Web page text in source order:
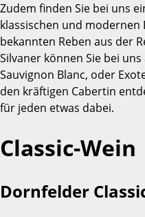
Zudem finden Sie bei uns
klassischen und modernen
bekannten Reben aus der
Silvaner können Sie bei
Sauvignon Blanc, oder
den kräftigen Cabertin
für jeden etwas dabei.
Classic-Wein
Dornfelder